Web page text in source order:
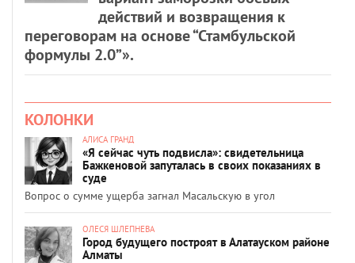
действий и возвращения к
переговорам на основе “Стамбульской
формулы 2.0”».
КОЛОНКИ
АЛИСА ГРАНД
«Я сейчас чуть подвисла»: свидетельница
Бажкеновой запуталась в своих показаниях в
суде
Вопрос о сумме ущерба загнал Масальскую в угол
ОЛЕСЯ ШЛЕПНЕВА
Город будущего построят в Алатауском районе
Алматы